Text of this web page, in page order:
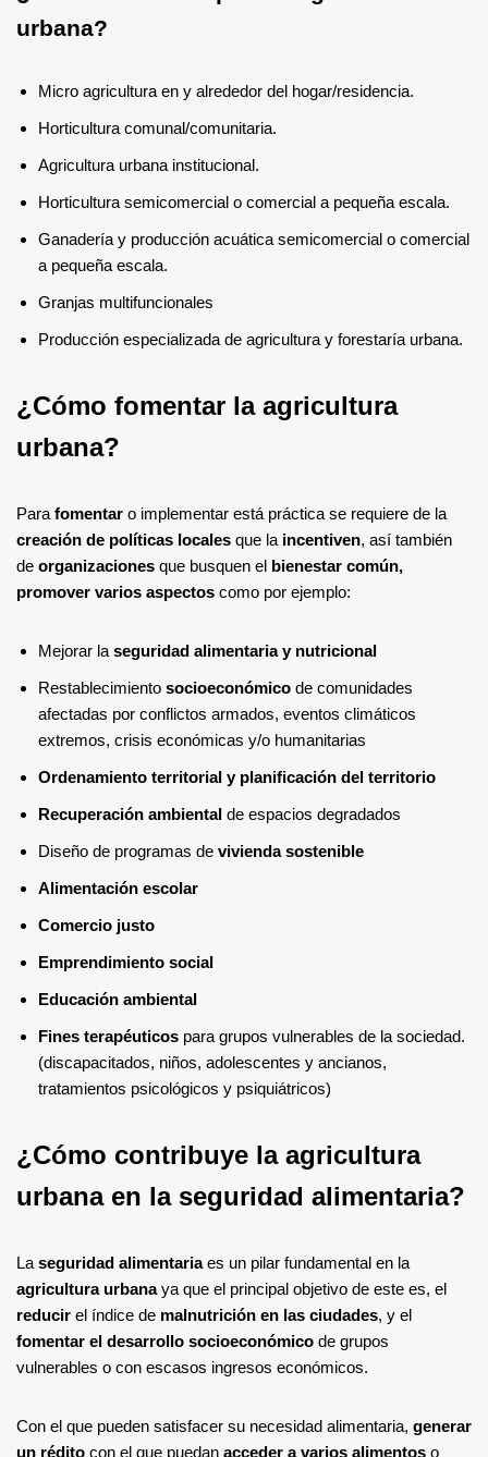
urbana?
Micro agricultura en y alrededor del hogar/residencia.
Horticultura comunal/comunitaria.
Agricultura urbana institucional.
Horticultura semicomercial o comercial a pequeña escala.
Ganadería y producción acuática semicomercial o comercial
a pequeña escala.
Granjas multifuncionales
Producción especializada de agricultura y forestaría urbana.
¿Cómo fomentar la agricultura
urbana?
Para fomentar o implementar está práctica se requiere de la
creación de políticas locales que la incentiven, así también
de organizaciones que busquen el bienestar común,
promover varios aspectos como por ejemplo:
Mejorar la seguridad alimentaria y nutricional
Restablecimiento socioeconómico de comunidades
afectadas por conflictos armados, eventos climáticos
extremos, crisis económicas y/o humanitarias
Ordenamiento territorial y planificación del territorio
Recuperación ambiental de espacios degradados
Diseño de programas de vivienda sostenible
Alimentación escolar
Comercio justo
Emprendimiento social
Educación ambiental
Fines terapéuticos para grupos vulnerables de la sociedad.
(discapacitados, niños, adolescentes y ancianos,
tratamientos psicológicos y psiquiátricos)
¿Cómo contribuye la agricultura
urbana en la seguridad alimentaria?
La seguridad alimentariaes un pilar fundamental en la
agricultura urbanaya que el principal objetivo de este es, el
reducir el índice de malnutrición en las ciudades, y el
fomentar el desarrollo socioeconómico de grupos
vulnerables o con escasos ingresos económicos.
Con el que pueden satisfacer su necesidad alimentaria, generar
un rédito con el que puedan acceder a varios alimentos o